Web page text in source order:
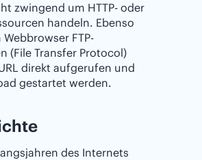
zwingend um HTTP- oder
handeln. Ebenso
FTP-
(File Transfer Protocol)
direkt aufgerufen und
gestartet werden.
des Internets